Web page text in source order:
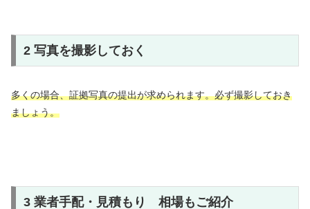
2 写真を撮影しておく
多くの場合、証拠写真の提出が求められます。必ず撮影しておき
ましょう。
3 業者手配・見積もり 相場もご紹介